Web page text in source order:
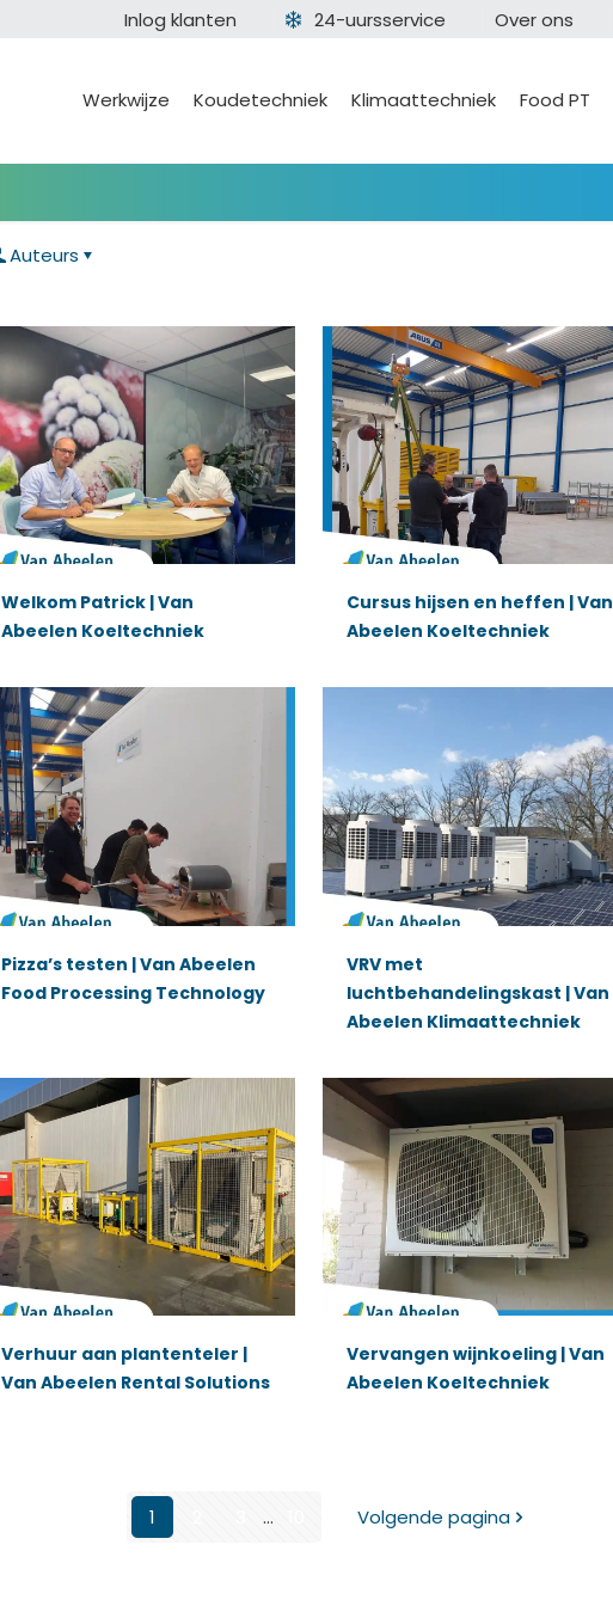
Inlog klanten 24-uursservice Over ons
Werkwijze Koudetechniek Klimaattechniek Food PT
Auteurs
Welkom Patrick | Van
Abeelen Koeltechniek
Cursus hijsen en heffen | Van
Abeelen Koeltechniek
Pizza’s testen | Van Abeelen
Food Processing Technology
VRV met
luchtbehandelingskast | Van
Abeelen Klimaattechniek
Verhuur aan plantenteler |
Van Abeelen Rental Solutions
Vervangen wijnkoeling | Van
Abeelen Koeltechniek
1 ... Volgende pagina